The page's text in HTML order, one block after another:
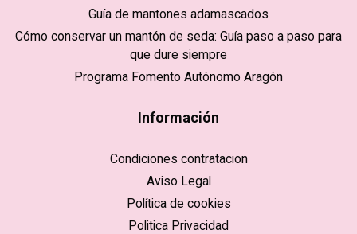
Guía de mantones adamascados
Cómo conservar un mantón de seda: Guía paso a paso para
que dure siempre
Programa Fomento Autónomo Aragón
Información
Condiciones contratacion
Aviso Legal
Política de cookies
Politica Privacidad